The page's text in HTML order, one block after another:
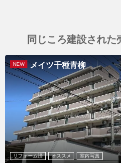
同じころ建設された
NEW メイツ千種青柳
リフォーム済 オススメ 室内写真